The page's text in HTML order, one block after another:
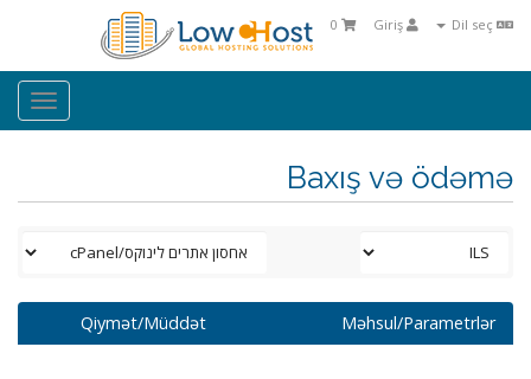
0
Baxış və ödəmə
Məhsul/Parametrlər
Qiymət/Müddət